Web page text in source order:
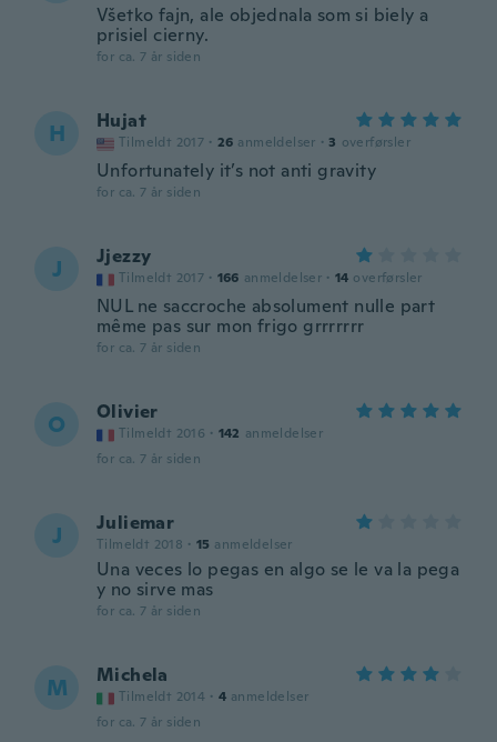
Všetko fajn, ale objednala som si biely a
prisiel cierny.
for ca. 7 år siden
H Hujat
Tilmeldt 2017 · 26 anmeldelser · 3 overførsler
Unfortunately it’s not anti gravity
for ca. 7 år siden
J Jjezzy
Tilmeldt 2017 · 166 anmeldelser · 14 overførsler
NUL ne saccroche absolument nulle part
même pas sur mon frigo grrrrrrr
for ca. 7 år siden
O Olivier
Tilmeldt 2016 · 142 anmeldelser
for ca. 7 år siden
J Juliemar
Tilmeldt 2018 · 15 anmeldelser
Una veces lo pegas en algo se le va la pega
y no sirve mas
for ca. 7 år siden
M Michela
Tilmeldt 2014 · 4 anmeldelser
for ca. 7 år siden